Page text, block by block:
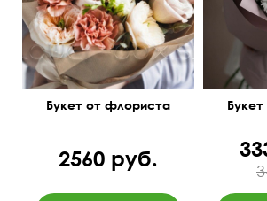
Букет от флориста
2560 руб.